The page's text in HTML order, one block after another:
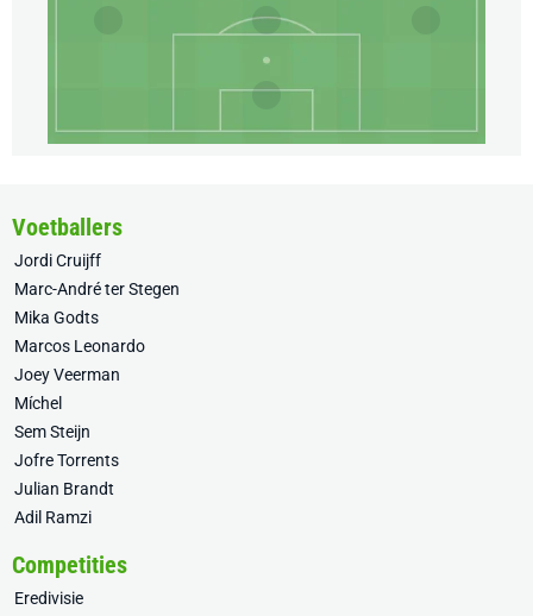
Voetballers
Jordi Cruijff
Marc-André ter Stegen
Mika Godts
Marcos Leonardo
Joey Veerman
Míchel
Sem Steijn
Jofre Torrents
Julian Brandt
Adil Ramzi
Competities
Eredivisie